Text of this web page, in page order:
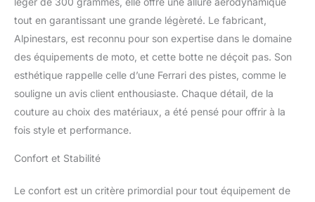
optimisé. Nouveau
panneau de microfibre
synthétique sur le côté
médial pour une
résistance accrue à
l’abrasion et une
meilleure sensation en
contact avec la moto.
l’arrière naturels.
tout en garantissant une grande légèreté. Le fabricant,
Alpinestars, est reconnu pour son expertise dans le domaine
des équipements de moto, et cette botte ne déçoit pas. Son
esthétique rappelle celle d’une Ferrari des pistes, comme le
souligne un avis client enthousiaste. Chaque détail, de la
couture au choix des matériaux, a été pensé pour offrir à la
fois style et performance.
Confort et Stabilité
Le confort est un critère primordial pour tout équipement de